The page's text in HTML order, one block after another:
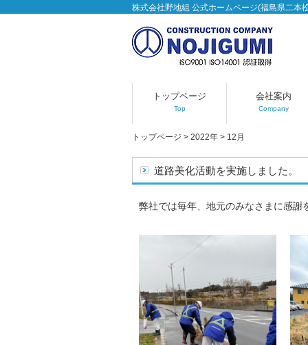
株式会社野地組 公式ホームページ(福島県二本松
トップページ
Top
会社案内
Company
トップページ > 2022年 > 12月
道路美化活動を実施しました。
弊社では毎年、地元のみなさまに感謝